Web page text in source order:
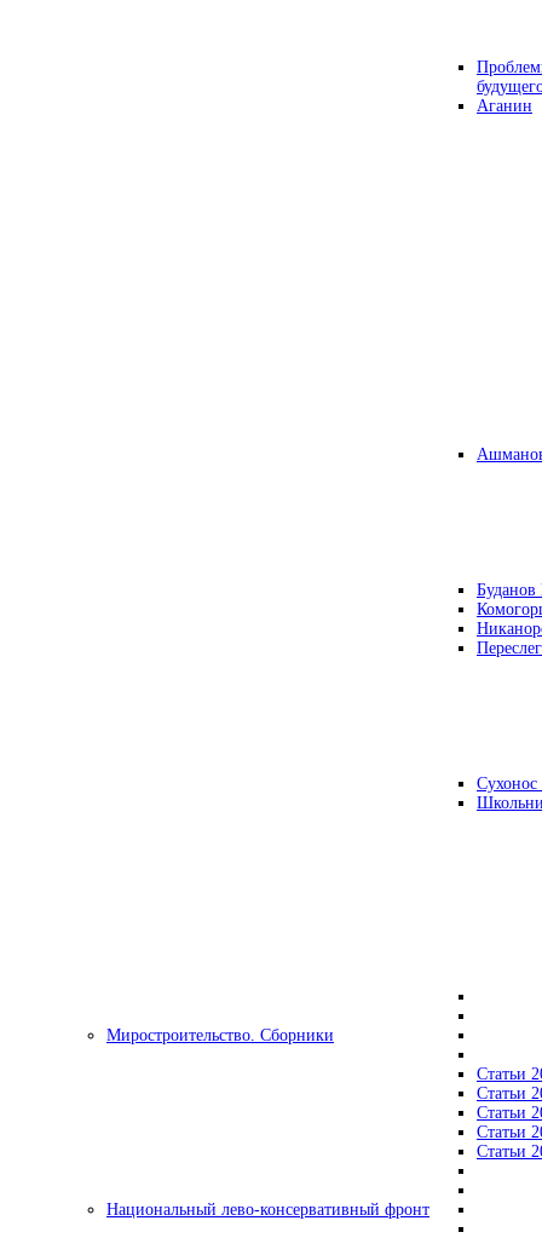
Аганин
Буданов
Миростроительство. Сборники
Статьи
Статьи
Статьи
Статьи
Статьи
Национальный лево-консервативный фронт